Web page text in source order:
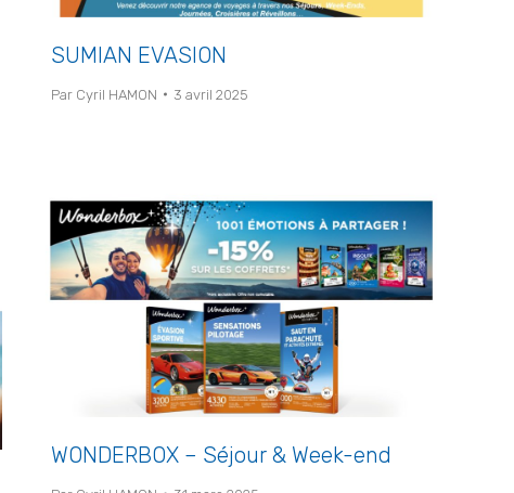
SUMIAN EVASION
Par Cyril HAMON 3 avril 2025
WONDERBOX – Séjour & Week-end